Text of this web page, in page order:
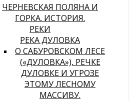
ЧЕРНЕВСКАЯ ПОЛЯНА И
ГОРКА. ИСТОРИЯ.
РЕКИ
РЕКА ДУЛОВКА
О САБУРОВСКОМ ЛЕСЕ
(«ДУЛОВКА»), РЕЧКЕ
ДУЛОВКЕ И УГРОЗЕ
ЭТОМУ ЛЕСНОМУ
МАССИВУ.